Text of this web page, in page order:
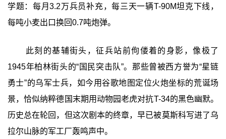
学题：每月3.2万兵员补充，每三天一辆T-90M坦克下线，
每吨小麦出口换回0.7吨炮弹。
此刻的基辅街头，征兵站前佝偻着的身影，像极了
1945年柏林街头的“国民突击队”。那些曾被西方誉为“星链
勇士”的乌军士兵，如今用谷歌地图定位火炮坐标的荒诞场
景，恰似纳粹德国末期用动物园老虎对抗T-34的黑色幽默。
历史总在轮回，但这次剧本的终章，早已被莫斯科写进了乌
拉尔山脉的军工厂轰鸣声中。